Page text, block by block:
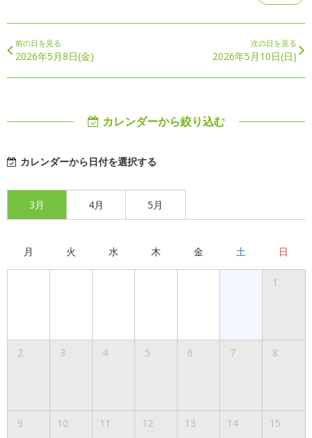
前の日を見る
2026年5月8日(金)
次の日を見る
2026年5月10日(日)
カレンダーから絞り込む
カレンダーから日付を選択する
3月 4月 5月
月 火 水 木 金 土 日
1
2 3 4 5 6 7 8
9 10 11 12 13 14 15